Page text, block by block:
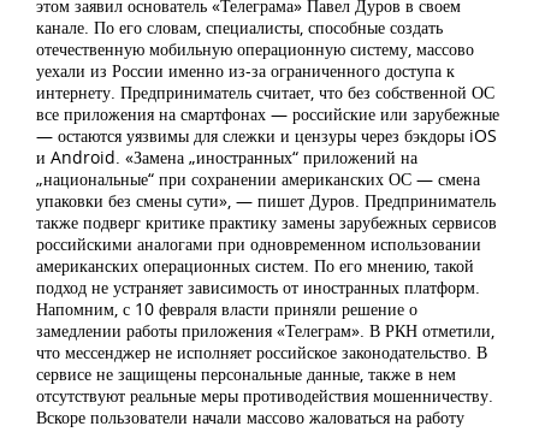
этом заявил основатель «Телеграма» Павел Дуров в своем
канале. По его словам, специалисты, способные создать
отечественную мобильную операционную систему, массово
уехали из России именно из-за ограниченного доступа к
интернету. Предприниматель считает, что без собственной ОС
все приложения на смартфонах — российские или зарубежные
— остаются уязвимы для слежки и цензуры через бэкдоры iOS
и Android. «Замена „иностранных“ приложений на
„национальные“ при сохранении американских ОС — смена
упаковки без смены сути», — пишет Дуров. Предприниматель
также подверг критике практику замены зарубежных сервисов
российскими аналогами при одновременном использовании
американских операционных систем. По его мнению, такой
подход не устраняет зависимость от иностранных платформ.
Напомним, с 10 февраля власти приняли решение о
замедлении работы приложения «Телеграм». В РКН отметили,
что мессенджер не исполняет российское законодательство. В
сервисе не защищены персональные данные, также в нем
отсутствуют реальные меры противодействия мошенничеству.
Вскоре пользователи начали массово жаловаться на работу